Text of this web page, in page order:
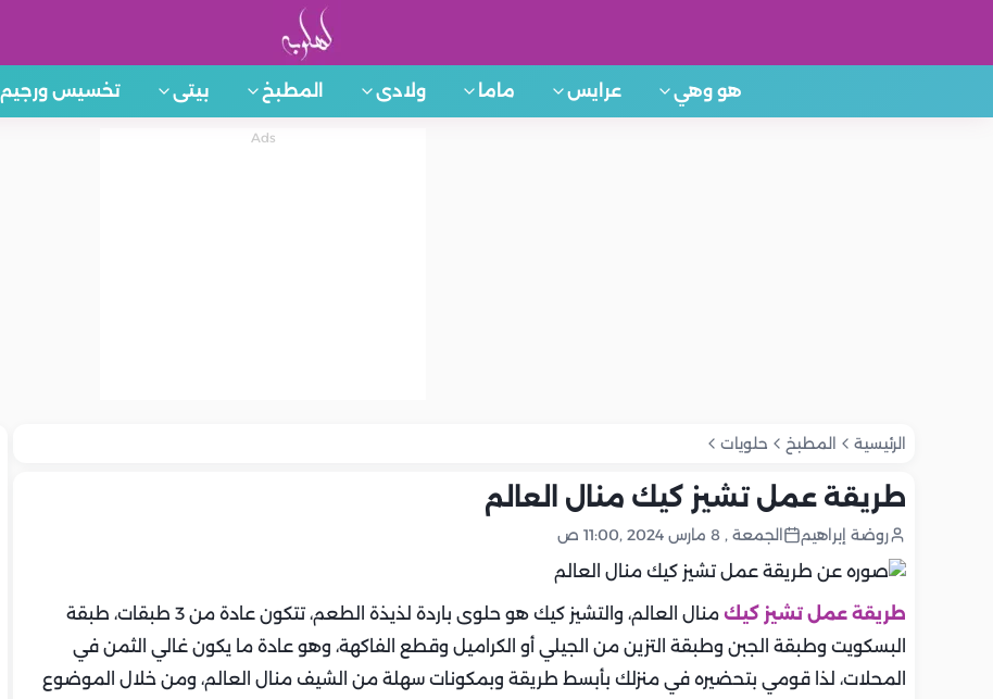
هو وهي عرايس ماما ولادى المطبخ بيتى تخسيس ورجيم
الرئيسية المطبخ حلويات
طريقة عمل تشيز كيك منال العالم
روضة إبراهيم الجمعة , 8 مارس 2024 ,11:00 ص
طريقة عمل تشيز كيك
منال العالم، والتشيز كيك هو حلوى باردة لذيذة الطعم، تتكون عادة من 3 طبقات، طبقة
البسكويت وطبقة الجبن وطبقة التزين من الجيلي أو الكراميل وقطع الفاكهة، وهو عادة ما يكون غالي الثمن في
المحلات، لذا قومي بتحضيره في منزلك بأبسط طريقة وبمكونات سهلة من الشيف منال العالم، ومن خلال الموضوع